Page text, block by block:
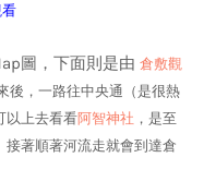
圖，下面則是由 倉敷觀
後，一路往中央通（是很熱
以上去看看阿智神社 ，是至
著順著河流走就會到達倉